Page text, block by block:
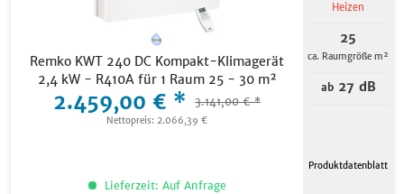
Remko KWT 240 DC Kompakt-Klimagerät
2,4 kW - R410A für 1 Raum 25 - 30 m²
2.459,00 € * 3.141,00 € *
Nettopreis: 2.066,39 €
Heizen
25
ca. Raumgröße m²
ab27 dB
Produktdatenblatt
Lieferzeit: Auf Anfrage